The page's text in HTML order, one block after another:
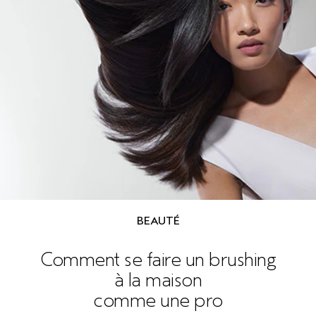
BEAUTÉ
Comment se faire un brushing
à la maison
comme une pro